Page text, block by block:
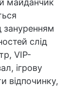
майданчик
зануренням
слід
VIP-
ігрову
відпочинку,